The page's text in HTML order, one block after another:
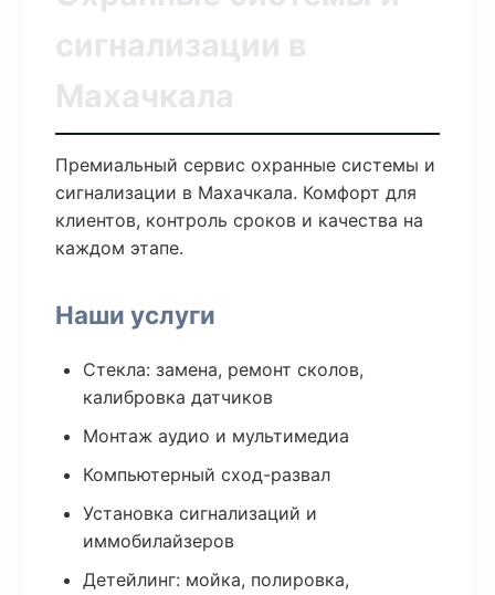
сигнализации в
Махачкала
Премиальный сервис охранные системы и
сигнализации в Махачкала. Комфорт для
клиентов, контроль сроков и качества на
каждом этапе.
Наши услуги
Стекла: замена, ремонт сколов,
калибровка датчиков
Монтаж аудио и мультимедиа
Компьютерный сход-развал
Установка сигнализаций и
иммобилайзеров
Детейлинг: мойка, полировка,